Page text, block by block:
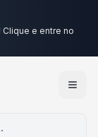
e entre no